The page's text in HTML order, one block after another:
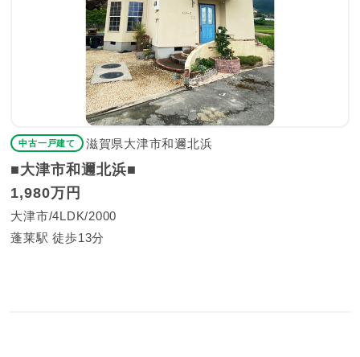
中古一戸建て 滋賀県大津市和邇北浜
■大津市和邇北浜■
1,980万円
大津市 4LDK 2000
蓬莱駅 徒歩13分